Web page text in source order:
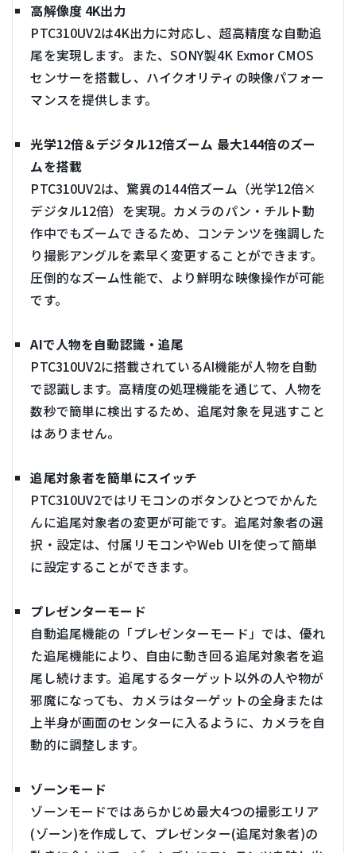
高解像度 4K出力
PTC310UV2は4K出力に対応し、超高精度な自動追
尾を実現します。また、SONY製4K Exmor CMOS
センサーを搭載し、ハイクオリティの映像パフォー
マンスを提供します。
光学12倍＆デジタル12倍ズーム 最大144倍のズー
ムを搭載
PTC310UV2は、驚異の144倍ズーム（光学12倍×
デジタル12倍）を実現。カメラのパン・チルト動
作中でもズームできるため、コンテンツを強調した
り撮影アングルを素早く変更することができます。
圧倒的なズーム性能で、より鮮明な映像操作が可能
です。
AIで人物を自動認識・追尾
PTC310UV2に搭載されているAI機能が人物を自動
で認識します。高精度の処理機能を通じて、人物を
数秒で簡単に検出するため、追尾対象を見逃すこと
はありません。
追尾対象者を簡単にスイッチ
PTC310UV2ではリモコンのボタンひとつでかんた
んに追尾対象者の変更が可能です。追尾対象者の選
択・設定は、付属リモコンやWeb UIを使って簡単
に設定することができます。
プレゼンターモード
自動追尾機能の「プレゼンターモード」では、優れ
た追尾機能により、自由に動き回る追尾対象者を追
尾し続けます。追尾するターゲット以外の人や物が
邪魔になっても、カメラはターゲットの全身または
上半身が画面のセンターに入るように、カメラを自
動的に調整します。
ゾーンモード
ゾーンモードではあらかじめ最大4つの撮影エリア
(ゾーン)を作成して、プレゼンター(追尾対象者)の